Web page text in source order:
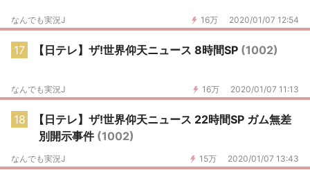
16万 2020/01/07 12:54
なんでも実況J
17 【日テレ】ザ!世界仰天ニュース 8時間SP (1002)
16万 2020/01/07 11:13
なんでも実況J
18
【日テレ】ザ!世界仰天ニュース 22時間SP ガム無差
別開示事件 (1002)
15万 2020/01/07 13:43
なんでも実況J